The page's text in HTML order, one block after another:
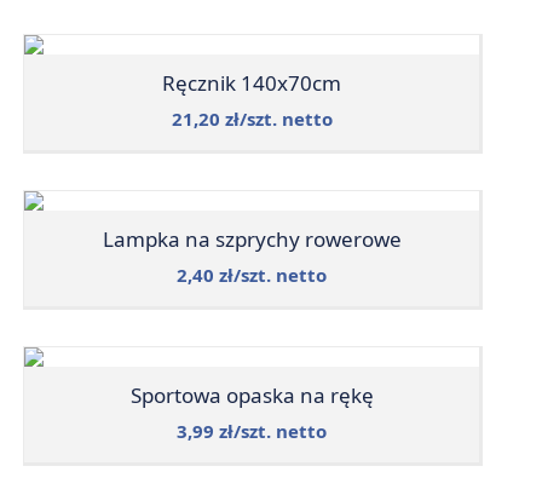
Ręcznik 140x70cm
21,20 zł/szt. netto
Lampka na szprychy rowerowe
2,40 zł/szt. netto
Sportowa opaska na rękę
3,99 zł/szt. netto